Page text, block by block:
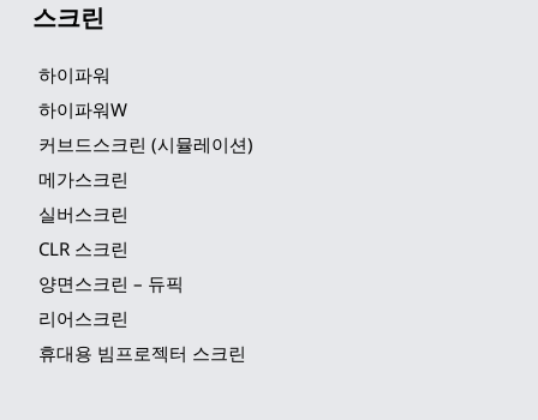
스크린
하이파워
하이파워W
커브드스크린 (시뮬레이션)
메가스크린
실버스크린
CLR 스크린
양면스크린 – 듀픽
리어스크린
휴대용 빔프로젝터 스크린